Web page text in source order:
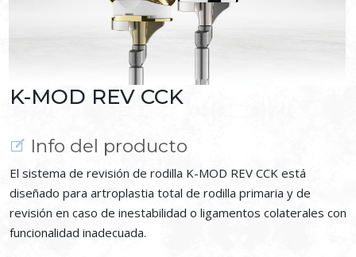
K-MOD REV CCK
Info del producto
El sistema de revisión de rodilla K-MOD REV CCK está
diseñado para artroplastia total de rodilla primaria y de
revisión en caso de inestabilidad o ligamentos colaterales con
funcionalidad inadecuada.